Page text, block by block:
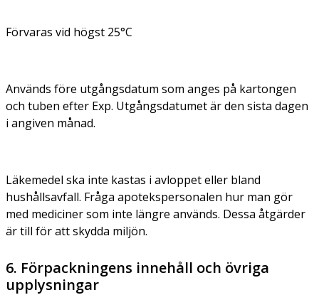
Förvaras vid högst 25°C
Används före utgångsdatum som anges på kartongen
och tuben efter Exp. Utgångsdatumet är den sista dagen
i angiven månad.
Läkemedel ska inte kastas i avloppet eller bland
hushållsavfall. Fråga apotekspersonalen hur man gör
med mediciner som inte längre används. Dessa åtgärder
är till för att skydda miljön.
6. Förpackningens innehåll och övriga
upplysningar